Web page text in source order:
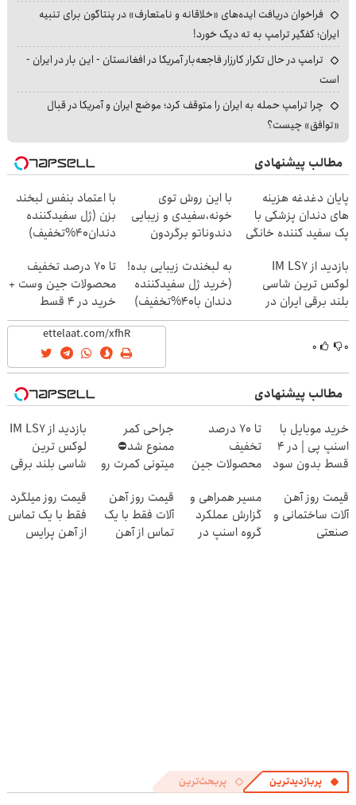
فراخوان دریافت ایده‌های «خلاقانه و نامتعارف» در پنتاگون برای تنبیه
ایران؛ کفگیر ترامپ به ته دیگ خورد!
ترامپ در حال تکرار کارزار فاجعه‌بار آمریکا در افغانستان - این بار در ایران -
است
چرا ترامپ حمله به ایران را متوقف کرد؛ موضع ایران و آمریکا در قبال
«توافق» چیست؟
مطالب پیشنهادی
پایان دغدغه هزینه
های دندان پزشکی با
پک سفید کننده خانگی
با این روش توی
خونه،سفیدی و زیبایی
دندوناتو برگردون
با اعتماد بنفس لبخند
بزن (ژل سفیدکننده
دندان40%تخفیف)
بازدید از IM LS7
لوکس ترین شاسی
بلند برقی ایران در
باشگاه انقلاب
به لبخندت زیبایی بده!
(خرید ژل سفیدکننده
دندان با40%تخفیف)
تا 70 درصد تخفیف
محصولات جین وست +
خرید در 4 قسط
۰ ۰
مطالب پیشنهادی
خرید موبایل با
اسنپ پی | در ۴
قسط بدون سود
تا 70 درصد
تخفیف
محصولات جین
4 قسط
جراحی کمر
ممنوع شد⛔
میتونی کمرت رو
کنی! 👈🏻
پرسش‌نامه
بازدید از IM LS7
لوکس ترین
شاسی بلند برقی
انقلاب
قیمت روز آهن
آلات ساختمانی و
صنعتی
مسیر همراهی و
گزارش عملکرد
گروه اسنپ در
قیمت روز آهن
آلات فقط با یک
تماس از آهن
قیمت روز میلگرد
فقط با یک تماس
از آهن پرایس
پربازدیدترین پربحث‌ترین